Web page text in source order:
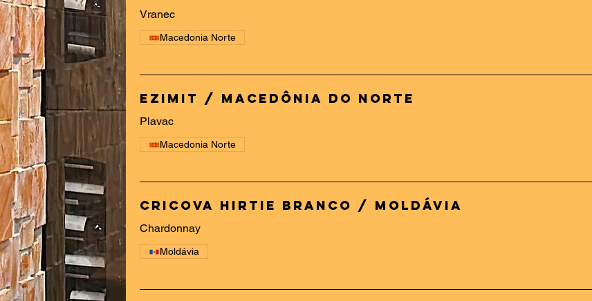
Vranec
Macedonia Norte
Ezimit / Macedônia do Norte
Plavac
Macedonia Norte
Cricova Hirtie Branco / Moldávia
Chardonnay
Moldávia